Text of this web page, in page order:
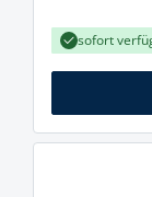
sofort